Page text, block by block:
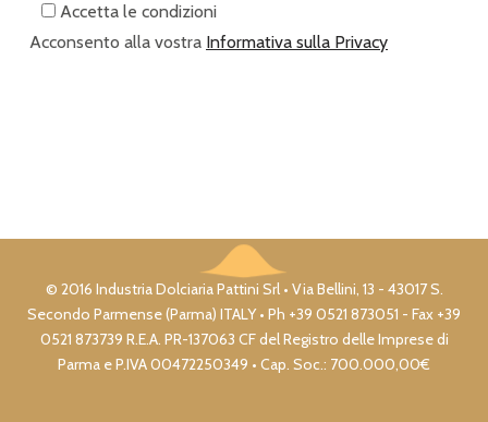
Accetta le condizioni
Acconsento alla vostra Informativa sulla Privacy
© 2016 Industria Dolciaria Pattini Srl • Via Bellini, 13 - 43017 S.
Secondo Parmense (Parma) ITALY • Ph +39 0521 873051 - Fax +39
0521 873739 R.E.A. PR-137063 CF del Registro delle Imprese di
Parma e P.IVA 00472250349 • Cap. Soc.: 700.000,00€